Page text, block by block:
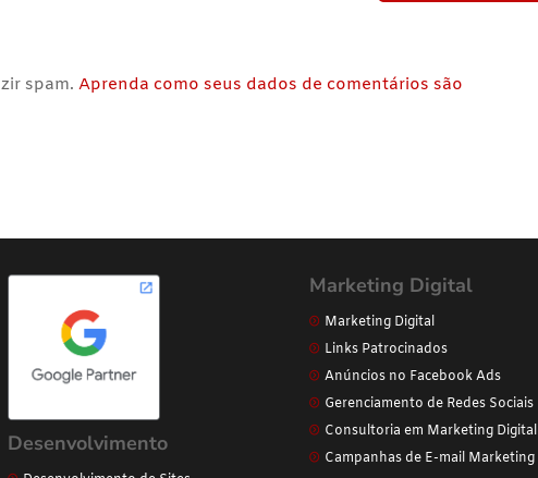
spam.Aprenda como seus dados de comentários são
Desenvolvimento
Marketing Digital
Marketing Digital
Links Patrocinados
Anúncios no Facebook Ads
Gerenciamento de Redes Sociais
Consultoria em Marketing Digital
Campanhas de E-mail Marketing